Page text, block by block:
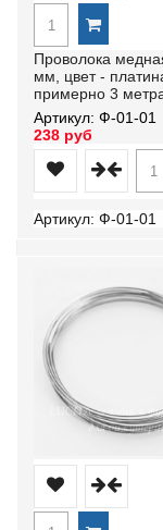
Проволока
мм, цвет -
примерно 3
Артикул: Ф-01-01
238 руб
Артикул: Ф-01-01